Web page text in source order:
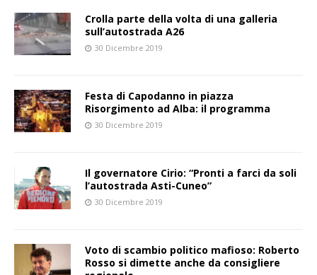
Crolla parte della volta di una galleria
sull’autostrada A26
30 Dicembre 2019
Festa di Capodanno in piazza
Risorgimento ad Alba: il programma
30 Dicembre 2019
Il governatore Cirio: “Pronti a farci da soli
l’autostrada Asti-Cuneo”
30 Dicembre 2019
Voto di scambio politico mafioso: Roberto
Rosso si dimette anche da consigliere